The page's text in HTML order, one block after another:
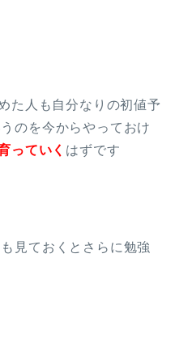
た人も自分なりの初値予
のを今からやっておけ
っていく はずです
見ておくとさらに勉強